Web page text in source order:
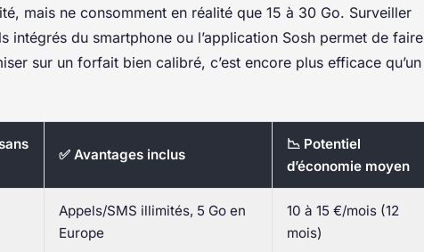
mais ne consomment en réalité que 15 à 30 Go. Surveiller
intégrés du smartphone ou l’application Sosh permet de faire
sur un forfait bien calibré, c’est encore plus efficace qu’un
✅ Avantages inclus
📉 Potentiel
d’économie moyen
Appels/SMS illimités, 5 Go en
Europe
10 à 15 €/mois (12
mois)